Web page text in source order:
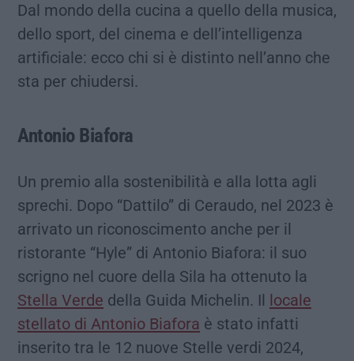
Dal mondo della cucina a quello della musica,
dello sport, del cinema e dell’intelligenza
artificiale: ecco chi si è distinto nell’anno che
sta per chiudersi.
Antonio Biafora
Un premio alla sostenibilità e alla lotta agli
sprechi. Dopo “Dattilo” di Ceraudo, nel 2023 è
arrivato un riconoscimento anche per il
ristorante “Hyle” di Antonio Biafora: il suo
scrigno nel cuore della Sila ha ottenuto la
Stella Verde della Guida Michelin. Il locale
stellato di Antonio Biafora è stato infatti
inserito tra le 12 nuove Stelle verdi 2024,